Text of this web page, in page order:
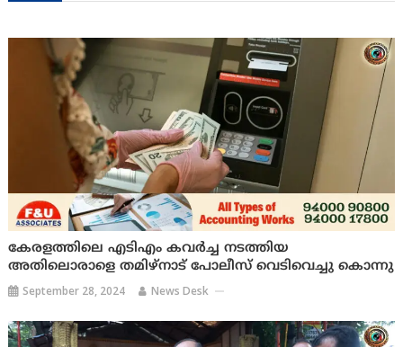
കേരളത്തിലെ എടിഎം കവർച്ച നടത്തിയ
അതിലൊരാളെ തമിഴ്നാട് പോലീസ് വെടിവെച്ചു കൊന്നു
September 28, 2024 News Desk